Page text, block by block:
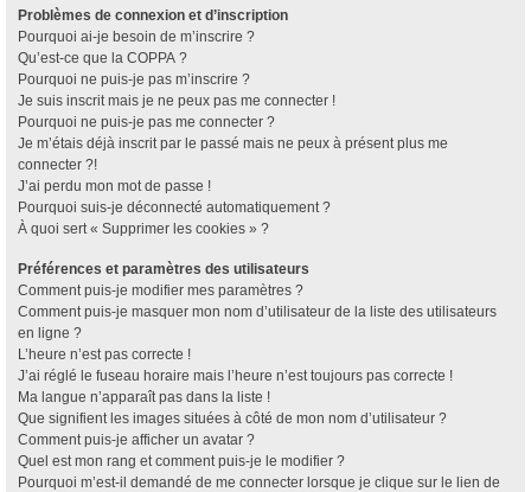
Problèmes de connexion et d’inscription
Pourquoi ai-je besoin de m’inscrire ?
Qu’est-ce que la COPPA ?
Pourquoi ne puis-je pas m’inscrire ?
Je suis inscrit mais je ne peux pas me connecter !
Pourquoi ne puis-je pas me connecter ?
Je m’étais déjà inscrit par le passé mais ne peux à présent plus me
connecter ?!
J’ai perdu mon mot de passe !
Pourquoi suis-je déconnecté automatiquement ?
À quoi sert « Supprimer les cookies » ?
Préférences et paramètres des utilisateurs
Comment puis-je modifier mes paramètres ?
Comment puis-je masquer mon nom d’utilisateur de la liste des utilisateurs
en ligne ?
L’heure n’est pas correcte !
J’ai réglé le fuseau horaire mais l’heure n’est toujours pas correcte !
Ma langue n’apparaît pas dans la liste !
Que signifient les images situées à côté de mon nom d’utilisateur ?
Comment puis-je afficher un avatar ?
Quel est mon rang et comment puis-je le modifier ?
Pourquoi m’est-il demandé de me connecter lorsque je clique sur le lien de